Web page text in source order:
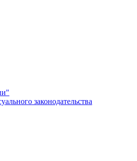
законодательства